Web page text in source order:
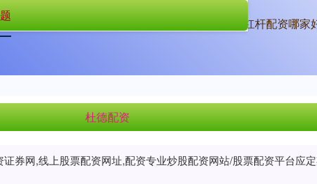
杜德配资 广西股票配资 杠杆配资哪家
杜德配资
券网,线上股票配资网址,配资专业炒股配资网站/股票配资平台应